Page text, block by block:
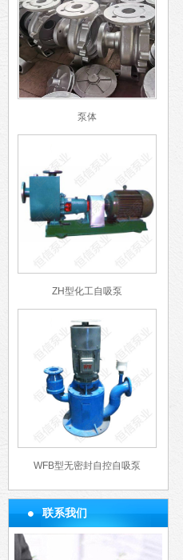
泵体
ZH型化工自吸泵
WFB型无密封自控自吸泵
联系我们